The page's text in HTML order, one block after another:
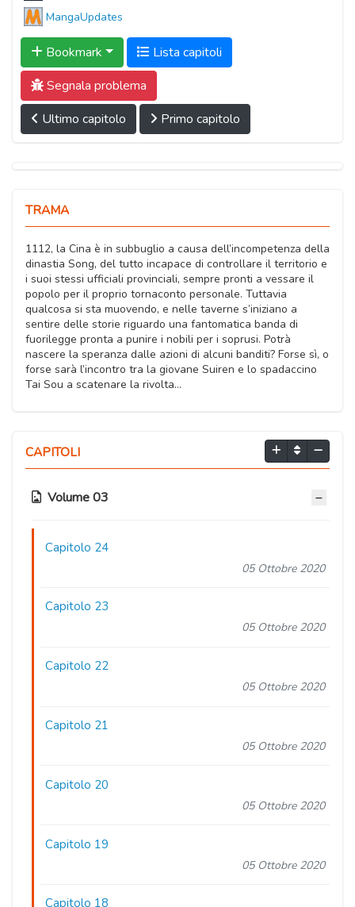
MangaUpdates
Bookmark
Lista capitoli
Segnala problema
Ultimo capitolo
Primo capitolo
TRAMA
1112, la Cina è in subbuglio a causa dell’incompetenza della
dinastia Song, del tutto incapace di controllare il territorio e
i suoi stessi ufficiali provinciali, sempre pronti a vessare il
popolo per il proprio tornaconto personale. Tuttavia
qualcosa si sta muovendo, e nelle taverne s’iniziano a
sentire delle storie riguardo una fantomatica banda di
fuorilegge pronta a punire i nobili per i soprusi. Potrà
nascere la speranza dalle azioni di alcuni banditi? Forse sì, o
forse sarà l’incontro tra la giovane Suiren e lo spadaccino
Tai Sou a scatenare la rivolta…
CAPITOLI
Volume 03
Capitolo 24
05 Ottobre 2020
Capitolo 23
05 Ottobre 2020
Capitolo 22
05 Ottobre 2020
Capitolo 21
05 Ottobre 2020
Capitolo 20
05 Ottobre 2020
Capitolo 19
05 Ottobre 2020
Capitolo 18